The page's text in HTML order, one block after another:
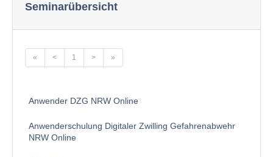
Seminarübersicht
« < 1 > »
Anwender DZG NRW Online
Anwenderschulung Digitaler Zwilling Gefahrenabwehr
NRW Online